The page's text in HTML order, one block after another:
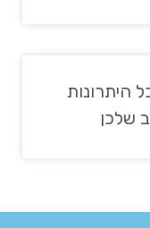
היתרונות
שלכן